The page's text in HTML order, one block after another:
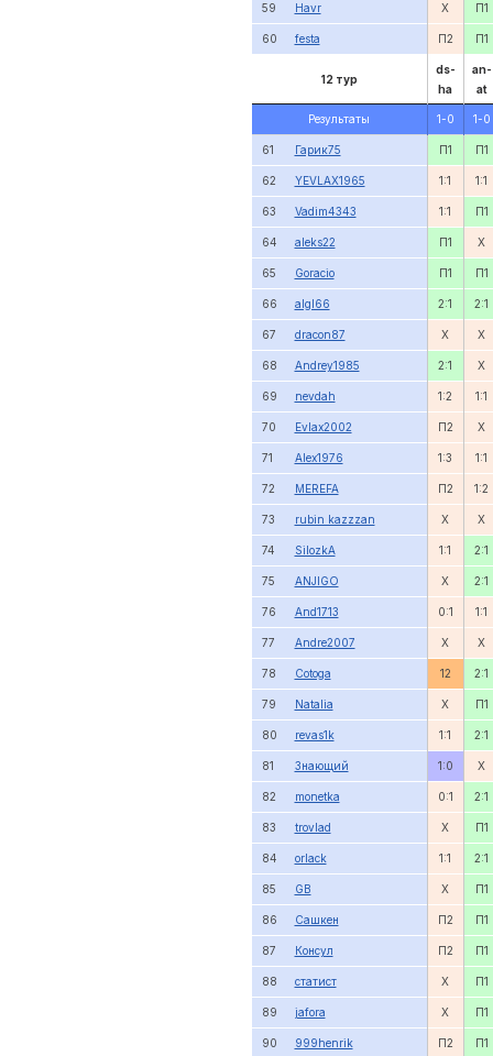
59 Havr X П1
60 festa П2 П1
12 тур
ds-
ha
an-
at
Результаты 1-0 1-0
61 Гарик75 П1 П1
62 YEVLAX1965 1:1 1:1
63 Vadim4343 1:1 П1
64 aleks22 П1 X
65 Goracio П1 П1
66 algl66 2:1 2:1
67 dracon87 X X
68 Andrey1985 2:1 X
69 nevdah 1:2 1:1
70 Evlax2002 П2 X
71 Alex1976 1:3 1:1
72 MEREFA П2 1:2
73 rubin kazzzan X X
74 SilozkA 1:1 2:1
75 ANJIGO X 2:1
76 And1713 0:1 1:1
77 Andre2007 X X
78 Cotoga 12 2:1
79 Natalia X П1
80 revas1k 1:1 2:1
81 Знающий 1:0 X
82 monetka 0:1 2:1
83 trovlad X П1
84 orlack 1:1 2:1
85 GB X П1
86 Сашкен П2 П1
87 Консул П2 П1
88 статист X П1
89 jafora X П1
90 999henrik П2 П1